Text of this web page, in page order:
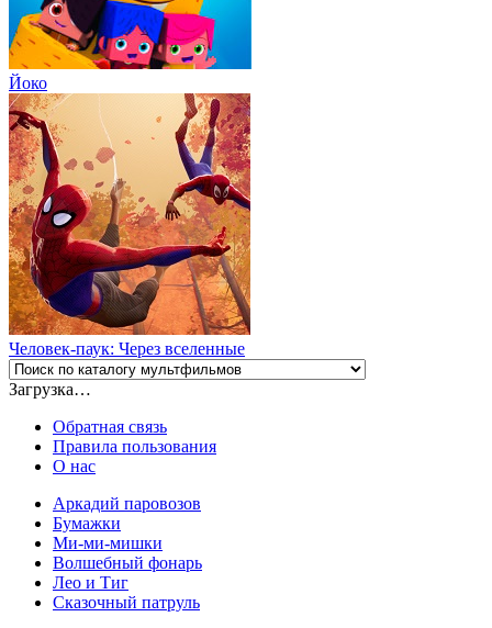
Йоко
Человек-паук: Через вселенные
Загрузка…
Обратная связь
Правила пользования
О нас
Аркадий паровозов
Бумажки
Ми-ми-мишки
Волшебный фонарь
Лео и Тиг
Сказочный патруль